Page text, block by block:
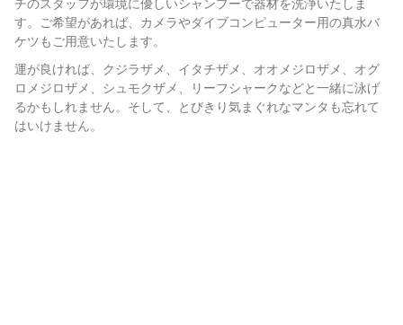
す。ご希望があれば、カメラやダイブコンピューター用の真水バ
ケツもご用意いたします。
運が良ければ、クジラザメ、イタチザメ、オオメジロザメ、オグ
ロメジロザメ、シュモクザメ、リーフシャークなどと一緒に泳げ
るかもしれません。そして、とびきり気まぐれなマンタも忘れて
はいけません。